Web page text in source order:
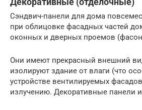
Сэндвич-панели для дома
при облицовке фасадных частей
оконных и дверных проемов
Они имеют прекрасный внешний
изолируют здание от влаги (что
устройстве вентилируемых
излучению. Декоративные панели